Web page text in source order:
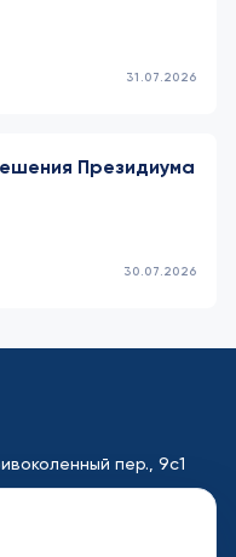
31.07.2026
Президиума
30.07.2026
пер., 9с1